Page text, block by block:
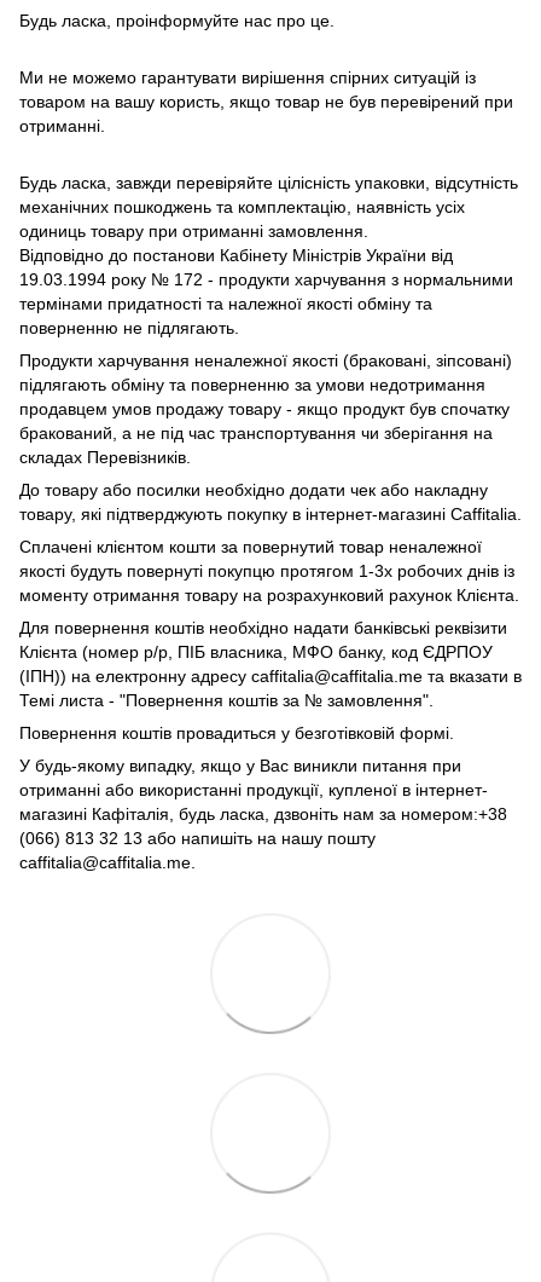
Будь ласка, проінформуйте нас про це.
Ми не можемо гарантувати вирішення спірних ситуацій із
товаром на вашу користь, якщо товар не був перевірений при
отриманні.
Будь ласка, завжди перевіряйте цілісність упаковки, відсутність
механічних пошкоджень та комплектацію, наявність усіх
одиниць товару при отриманні замовлення.
Відповідно до постанови Кабінету Міністрів України від
19.03.1994 року № 172 - продукти харчування з нормальними
термінами придатності та належної якості обміну та
поверненню не підлягають.
Продукти харчування неналежної якості (браковані, зіпсовані)
підлягають обміну та поверненню за умови недотримання
продавцем умов продажу товару - якщо продукт був спочатку
бракований, а не під час транспортування чи зберігання на
складах Перевізників.
До товару або посилки необхідно додати чек або накладну
товару, які підтверджують покупку в інтернет-магазині Caffitalia.
Сплачені клієнтом кошти за повернутий товар неналежної
якості будуть повернуті покупцю протягом 1-3х робочих днів із
моменту отримання товару на розрахунковий рахунок Клієнта.
Для повернення коштів необхідно надати банківські реквізити
Клієнта (номер р/р, ПІБ власника, МФО банку, код ЄДРПОУ
(ІПН)) на електронну адресу caffitalia@caffitalia.me та вказати в
Темі листа - "Повернення коштів за № замовлення".
Повернення коштів провадиться у безготівковій формі.
У будь-якому випадку, якщо у Вас виникли питання при
отриманні або використанні продукції, купленої в інтернет-
магазині Кафіталія, будь ласка, дзвоніть нам за номером:+38
(066) 813 32 13 або напишіть на нашу пошту
caffitalia@caffitalia.me.